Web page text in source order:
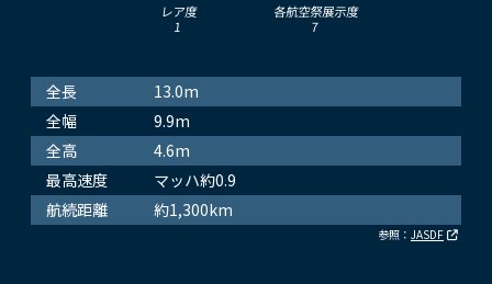
各航空祭展示度
7
レア度
1
全長
13.0m
全幅
9.9m
全高
4.6m
最高速度
マッハ約0.9
航続距離
約1,300km
参照： JASDF